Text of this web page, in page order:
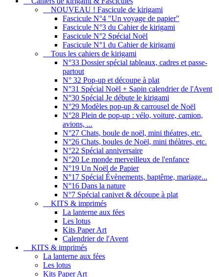
NOUVEAU ! Fascicule de kirigami
Fascicule N°4 "Un voyage de papier"
Fascicule N°3 du Cahier de kirigami
Fascicule N°2 Spécial Noël
Fascicule N°1 du Cahier de kirigami
Tous les cahiers de kirigami
N°33 Dossier spécial tableaux, cadres et passe-
partout
N° 32 Pop-up et découpe à plat
N°31 Spécial Noël + Sapin calendrier de l'Avent
N°30 Spécial Je débute le kirigami
N°29 Modèles pop-up & carrousel de Noël
N°28 Plein de pop-up : vélo, voiture, camion,
avions, ...
N°27 Chats, boule de noël, mini théatres, etc.
N°26 Chats, boules de Noël, mini théàtres, etc.
N°22 Spécial anniversaire
N°20 Le monde merveilleux de l'enfance
N°19 Un Noël de Papier
N°17 Spécial Évènements, baptême, mariage...
N°16 Dans la nature
N°7 Spécial canivet & découpe à plat
KITS & imprimés
La lanterne aux fées
Les lotus
Kits Paper Art
Calendrier de l'Avent
KITS & imprimés
La lanterne aux fées
Les lotus
Kits Paper Art